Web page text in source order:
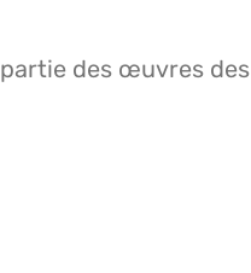
des œuvres des